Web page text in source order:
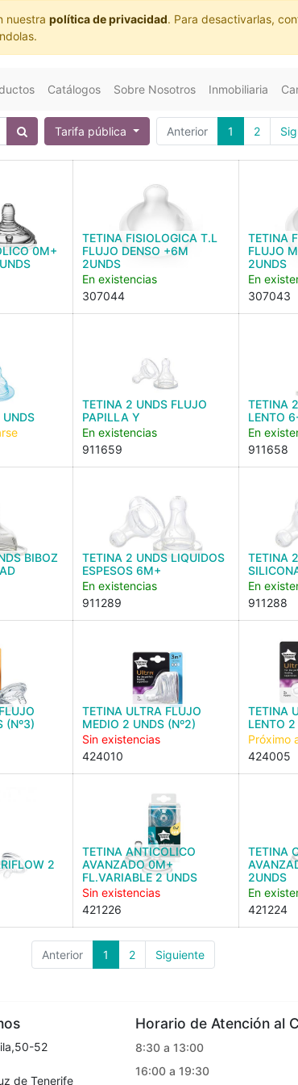
nuestra política de privacidad. Para desactivarlas,
Catálogos Sobre Nosotros Inmobiliaria
Tarifa pública Anterior 1 2
0M+
TETINA FISIOLOGICA T.L
FLUJO DENSO +6M
2UNDS
En existencias
307044
TETINA
FLUJO
2UNDS
En
307043
UNDS
TETINA 2 UNDS FLUJO
PAPILLA Y
En existencias
911659
TETINA
LENTO
En
911658
BIBOZ
TETINA 2 UNDS LIQUIDOS
ESPESOS 6M+
En existencias
911289
TETINA
En
911288
(Nº3)
TETINA ULTRA FLUJO
MEDIO 2 UNDS (Nº2)
Sin existencias
424010
TETINA
LENTO 2
Próximo
424005
2
TETINA ANTICOLICO
AVANZADO 0M+
FL.VARIABLE 2 UNDS
Sin existencias
421226
TETINA
2UNDS
En
421224
Anterior 1 2 Siguiente
52
de Tenerife
Horario de Atención al
8:30 a 13:00
16:00 a 19:30